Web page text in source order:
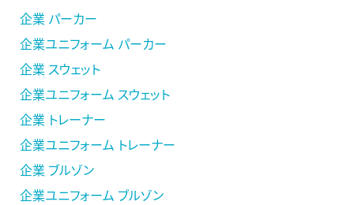
企業 パーカー
企業ユニフォーム パーカー
企業 スウェット
企業ユニフォーム スウェット
企業 トレーナー
企業ユニフォーム トレーナー
企業 ブルゾン
企業ユニフォーム ブルゾン